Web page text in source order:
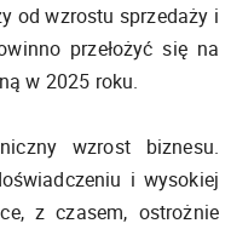
od wzrostu sprzedaży i
przełożyć się na
w 2025 roku.
wzrost biznesu.
i wysokiej
z czasem, ostrożnie